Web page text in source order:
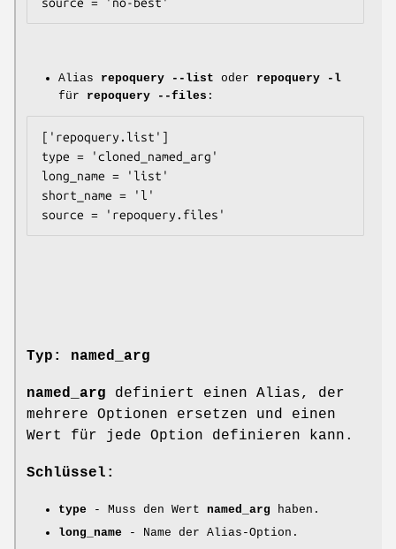
Alias repoquery --list oder repoquery -l
für repoquery --files :
['repoquery.list']
type = 'cloned_named_arg'
long_name = 'list'
short_name = 'l'
Typ: named_arg
named_arg definiert einen Alias, der
mehrere Optionen ersetzen und einen
Wert für jede Option definieren kann.
Schlüssel:
type - Muss den Wert named_arg haben.
long_name - Name der Alias-Option.